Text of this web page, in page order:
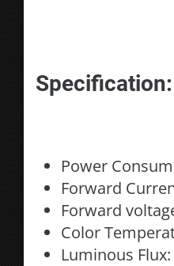
Power
Forward
Forward
Color
Luminous